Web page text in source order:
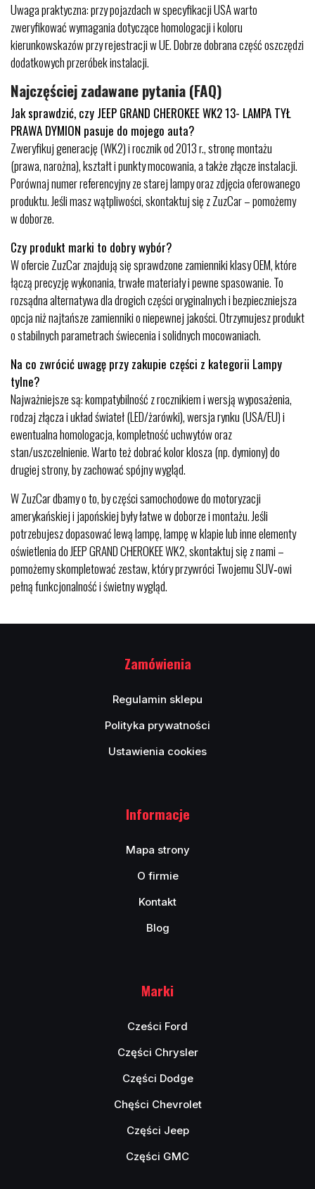
Uwaga praktyczna: przy pojazdach w specyfikacji USA warto
zweryfikować wymagania dotyczące homologacji i koloru
kierunkowskazów przy rejestracji w UE. Dobrze dobrana część oszczędzi
dodatkowych przeróbek instalacji.
Najczęściej zadawane pytania (FAQ)
Jak sprawdzić, czy JEEP GRAND CHEROKEE WK2 13- LAMPA TYŁ
PRAWA DYMION pasuje do mojego auta?
Zweryfikuj generację (WK2) i rocznik od 2013 r., stronę montażu
(prawa, narożna), kształt i punkty mocowania, a także złącze instalacji.
Porównaj numer referencyjny ze starej lampy oraz zdjęcia oferowanego
produktu. Jeśli masz wątpliwości, skontaktuj się z ZuzCar – pomożemy
w doborze.
Czy produkt marki to dobry wybór?
W ofercie ZuzCar znajdują się sprawdzone zamienniki klasy OEM, które
łączą precyzję wykonania, trwałe materiały i pewne spasowanie. To
rozsądna alternatywa dla drogich części oryginalnych i bezpieczniejsza
opcja niż najtańsze zamienniki o niepewnej jakości. Otrzymujesz produkt
o stabilnych parametrach świecenia i solidnych mocowaniach.
Na co zwrócić uwagę przy zakupie części z kategorii Lampy
tylne?
Najważniejsze są: kompatybilność z rocznikiem i wersją wyposażenia,
rodzaj złącza i układ świateł (LED/żarówki), wersja rynku (USA/EU) i
ewentualna homologacja, kompletność uchwytów oraz
stan/uszczelnienie. Warto też dobrać kolor klosza (np. dymiony) do
drugiej strony, by zachować spójny wygląd.
W ZuzCar dbamy o to, by części samochodowe do motoryzacji
amerykańskiej i japońskiej były łatwe w doborze i montażu. Jeśli
potrzebujesz dopasować lewą lampę, lampę w klapie lub inne elementy
oświetlenia do JEEP GRAND CHEROKEE WK2, skontaktuj się z nami –
pomożemy skompletować zestaw, który przywróci Twojemu SUV‑owi
pełną funkcjonalność i świetny wygląd.
Zamówienia
Regulamin sklepu
Polityka prywatności
Ustawienia cookies
Informacje
Mapa strony
O firmie
Kontakt
Blog
Marki
Cześci Ford
Części Chrysler
Części Dodge
Chęści Chevrolet
Części Jeep
Części GMC